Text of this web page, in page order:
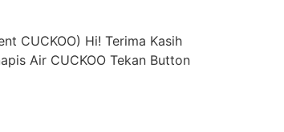
CUCKOO) Hi! Terima Kasih
Air CUCKOO Tekan Button